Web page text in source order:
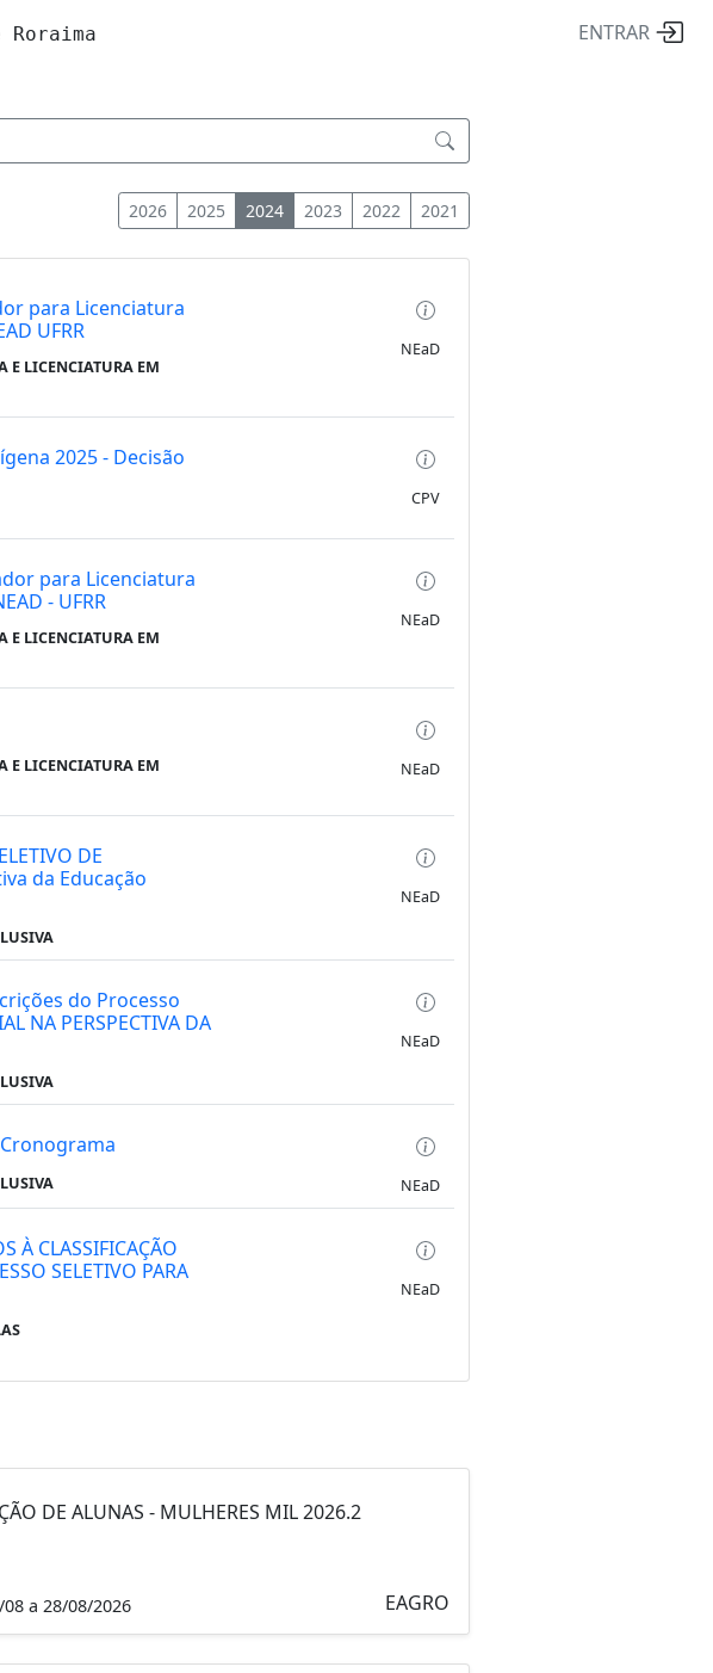
ENTRAR
2026 2025 2024 2023 2022 2021
para Licenciatura
UFRR
E LICENCIATURA EM
NEaD
2025 - Decisão
CPV
para Licenciatura
- UFRR
E LICENCIATURA EM
NEaD
E LICENCIATURA EM
NEaD
DE
da Educação
NEaD
do Processo
NA PERSPECTIVA DA
NEaD
Cronograma
NEaD
À CLASSIFICAÇÃO
SELETIVO PARA
NEaD
DE ALUNAS - MULHERES MIL 2026.2
08 a 28/08/2026 EAGRO